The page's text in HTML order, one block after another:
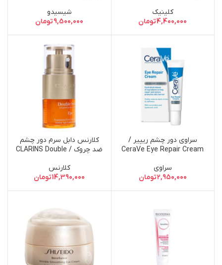
کلینیک
4,400,000تومان
شیسیدو
9,500,000تومان
سراوی دور چشم ریپیر /
CeraVe Eye Repair Cream
سراوی
2,950,000تومان
کلارنس دابل سرم دور چشم
ضد چروک / CLARINS Double
Control Concentrate 20ml
کلارنس
14,390,000تومان